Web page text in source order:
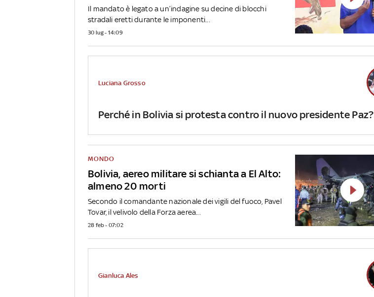
Il mandato è legato a un’indagine su decine di blocchi
stradali eretti durante le imponenti...
30 lug - 14:09
Perché in Bolivia si protesta contro il nuovo presidente Paz?
Luciana Grosso
Bolivia, aereo militare si schianta a El Alto:
almeno 20 morti
MONDO
Secondo il comandante nazionale dei vigili del fuoco, Pavel
Tovar, il velivolo della Forza aerea...
28 feb - 07:02
Gianluca Ales